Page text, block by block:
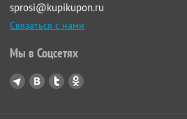
sprosi@kupikupon.ru
Связаться с нами
Мы в Соцсетях